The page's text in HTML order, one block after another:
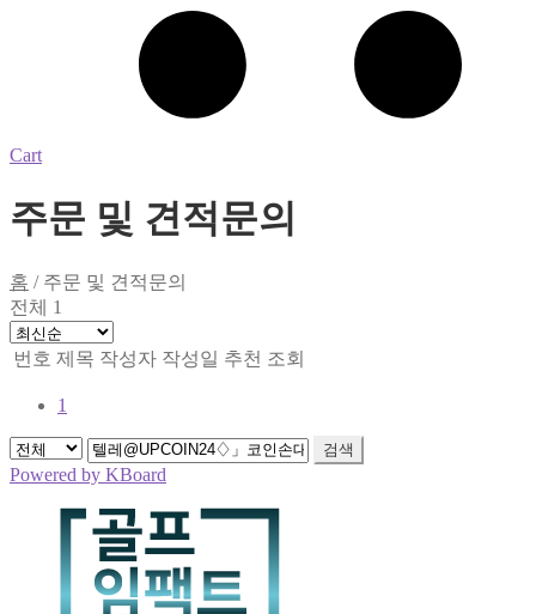
Cart
주문 및 견적문의
홈 / 주문 및 견적문의
전체 1
번호 제목 작성자 작성일 추천 조회
1
검색
Powered by KBoard